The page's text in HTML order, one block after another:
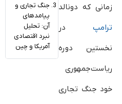
زمانی که دونالد
ترامپدر
نخستین دوره
ریاست‌جمهوری
خود جنگ تجاری
جنگ تجاری و
پیامدهای
آن: تحلیل
نبرد اقتصادی
آمریکا و چین